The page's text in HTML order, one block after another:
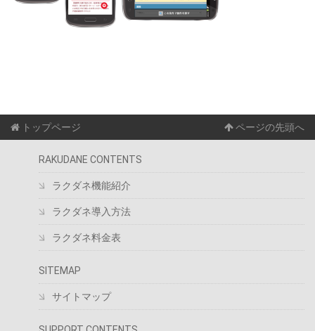
トップページ ページの先頭へ
RAKUDANE CONTENTS
ラクダネ機能紹介
ラクダネ導入方法
ラクダネ料金表
SITEMAP
サイトマップ